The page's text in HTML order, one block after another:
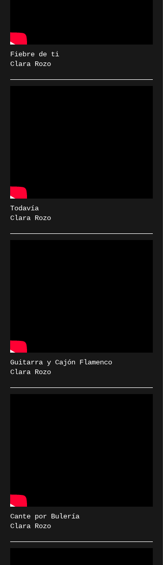
Fiebre de ti
Clara Rozo
Todavía
Clara Rozo
Guitarra y Cajón Flamenco
Clara Rozo
Cante por Bulería
Clara Rozo